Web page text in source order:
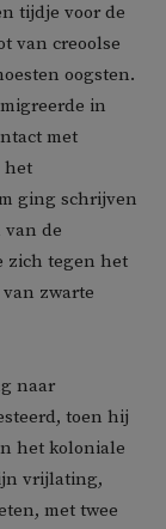
tijdje voor de
van creoolse
oogsten.
in
met
het
ging schrijven
van de
zich tegen het
zwarte
naar
toen hij
het koloniale
vrijlating,
met twee